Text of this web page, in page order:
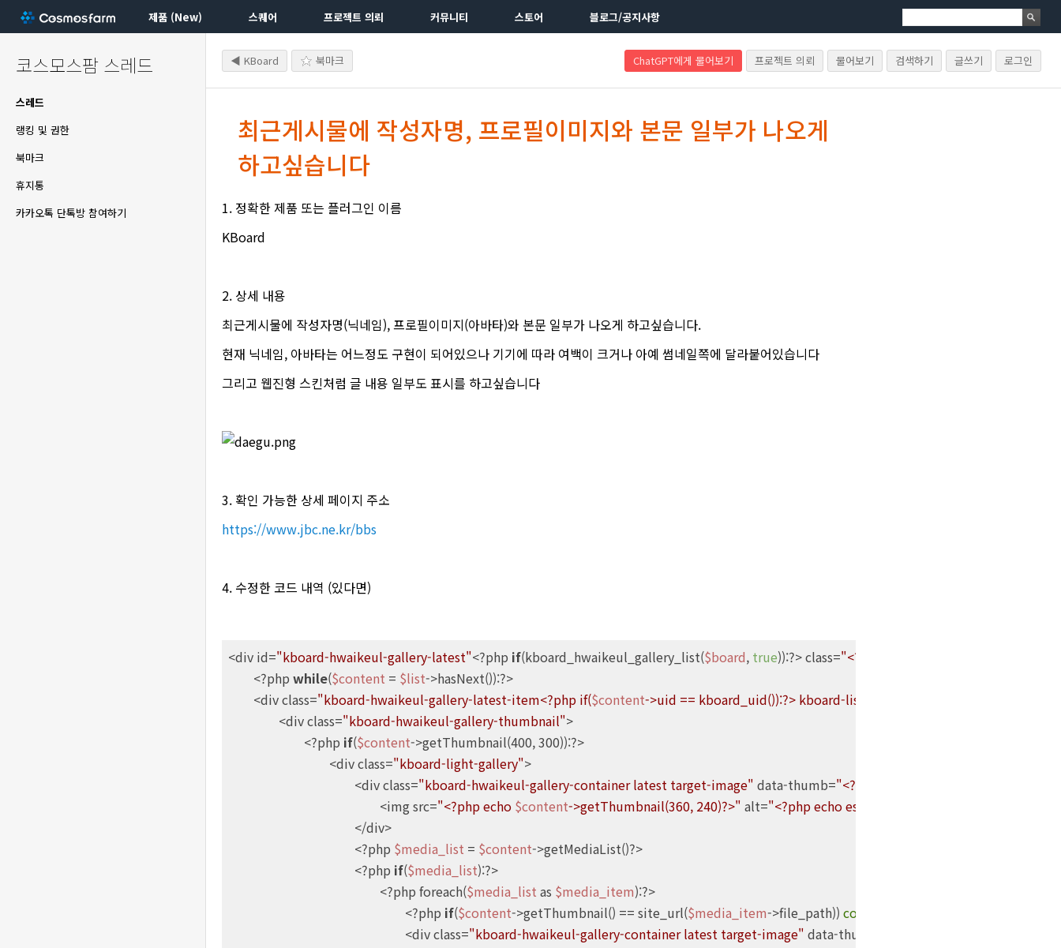
제품 (New) 스퀘어 프로젝트 의뢰 커뮤니티 스토어 블로그/공지사항
코스모스팜 스레드
스레드
랭킹 및 권한
북마크
휴지통
카카오톡 단톡방 참여하기
◀ KBoard 북마크 ChatGPT에게 물어보기 프로젝트 의뢰 물어보기 검색하기 글쓰기 로그인
최근게시물에 작성자명, 프로필이미지와 본문 일부가 나오게
하고싶습니다
1. 정확한 제품 또는 플러그인 이름
KBoard
2. 상세 내용
최근게시물에 작성자명(닉네임), 프로필이미지(아바타)와 본문 일부가 나오게 하고싶습니다.
현재 닉네임, 아바타는 어느정도 구현이 되어있으나 기기에 따라 여백이 크거나 아예 썸네일쪽에 달라붙어있습니다
그리고 웹진형 스킨처럼 글 내용 일부도 표시를 하고싶습니다
3. 확인 가능한 상세 페이지 주소
https://www.jbc.ne.kr/bbs
4. 수정한 코드 내역 (있다면)
<div id="kboard-hwaikeul-gallery-latest"<?php if(kboard_hwaikeul_gallery_list($board, true)):?> class="<?php echo
	<?php
while($content = $list->hasNext()):?>
	<div class=
"kboard-hwaikeul-gallery-latest-item<?php if($content->uid == kboard_uid()):?> kboard-list-selected<?php endif?>"
		<div class=
"kboard-hwaikeul-gallery-thumbnail">
			<?php
if($content->getThumbnail(400, 300)):?>
				<div class=
"kboard-light-gallery">
					<div class=
"kboard-hwaikeul-gallery-container latest target-image" data-thumb="<?php echo
						<img src=
"<?php echo $content->getThumbnail(360, 240)?>" alt="<?php echo esc_attr(
					<?php
$media_list = $content->getMediaList()?>
					<?php
if($media_list):?>
						<?php foreach(
$media_list as $media_item):?>
							<?php
if($content->getThumbnail() == site_url($media_item->file_path)) continue
							<div class=
"kboard-hwaikeul-gallery-container latest target-image" data-thumb=